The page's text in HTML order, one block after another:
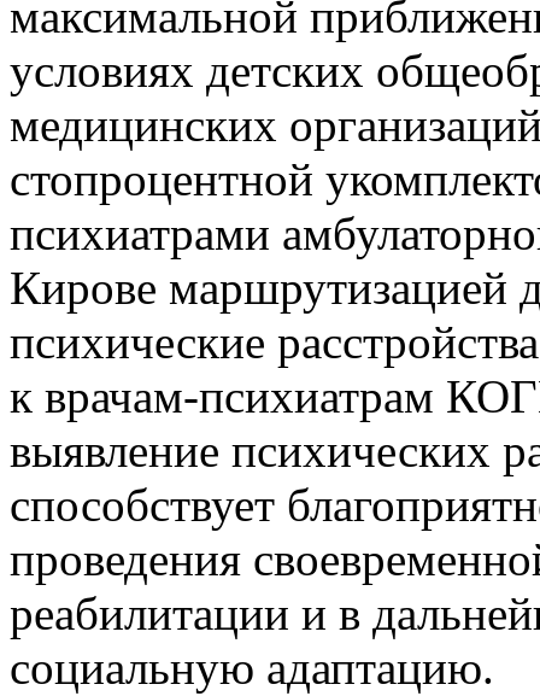
максимальной
условиях детских
медицинских
стопроцентной
психиатрами
Кирове маршрутизацией
психические
к врачам-психиатрам
выявление психических
способствует
проведения
реабилитации и в
социальную адаптацию.